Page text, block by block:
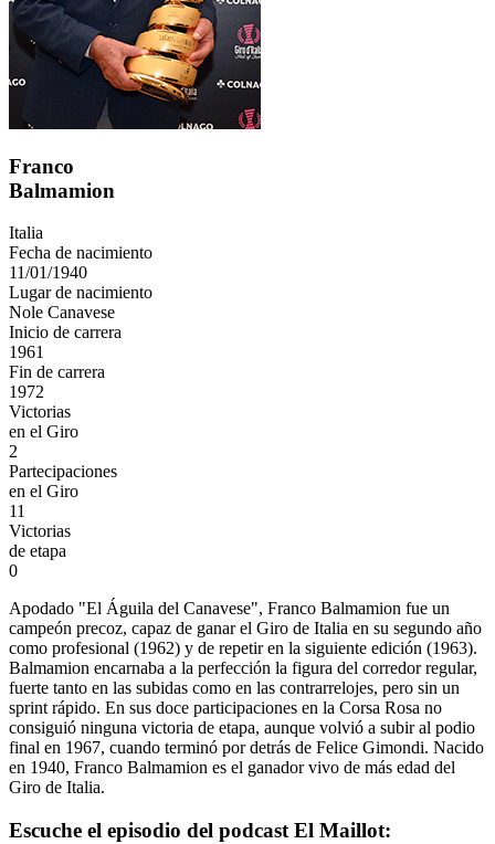
Franco
Balmamion
Italia
Fecha de nacimiento
11/01/1940
Lugar de nacimiento
Nole Canavese
Inicio de carrera
1961
Fin de carrera
1972
Victorias
en el Giro
2
Partecipaciones
en el Giro
11
Victorias
de etapa
0
Apodado "El Águila del Canavese", Franco Balmamion fue un
campeón precoz, capaz de ganar el Giro de Italia en su segundo año
como profesional (1962) y de repetir en la siguiente edición (1963).
Balmamion encarnaba a la perfección la figura del corredor regular,
fuerte tanto en las subidas como en las contrarrelojes, pero sin un
sprint rápido. En sus doce participaciones en la Corsa Rosa no
consiguió ninguna victoria de etapa, aunque volvió a subir al podio
final en 1967, cuando terminó por detrás de Felice Gimondi. Nacido
en 1940, Franco Balmamion es el ganador vivo de más edad del
Giro de Italia.
Escuche el episodio del podcast El Maillot: